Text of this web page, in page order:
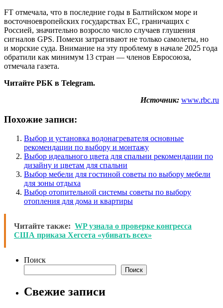
FT отмечала, что в последние годы в Балтийском море и
восточноевропейских государствах ЕС, граничащих с
Россией, значительно возросло число случаев глушения
сигналов GPS. Помехи затрагивают не только самолеты, но
и морские суда. Внимание на эту проблему в начале 2025 года
обратили как минимум 13 стран — членов Евросоюза,
отмечала газета.
Читайте РБК в Telegram.
Источник: www.rbc.ru
Похожие записи:
Выбор и установка водонагревателя основные
рекомендации по выбору и монтажу
Выбор идеального цвета для спальни рекомендации по
дизайну и цветам для спальни
Выбор мебели для гостиной советы по выбору мебели
для зоны отдыха
Выбор отопительной системы советы по выбору
отопления для дома и квартиры
Читайте также: WP узнала о проверке конгресса
США приказа Хегсета «убивать всех»
Поиск
Поиск
Свежие записи